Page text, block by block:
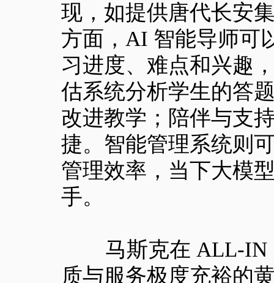
现，如提供唐代长安
方面，AI 智能导师可
习进度、难点和兴趣
估系统分析学生的答
改进教学；陪伴与支
捷。智能管理系统则
管理效率，当下大模
手。
马斯克在 ALL-IN
质与服务极度充裕的